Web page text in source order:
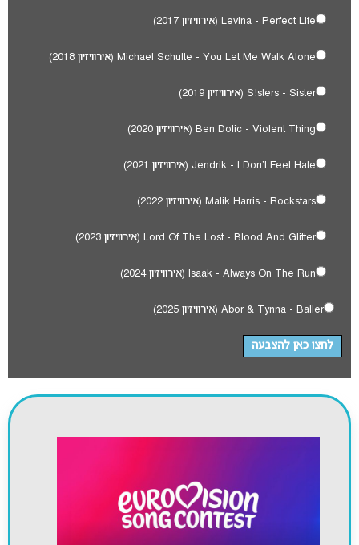
Levina - Perfect Life (אירוויזיון 2017)
Michael Schulte - You Let Me Walk Alone (אירוויזיון 2018)
S!sters - Sister (אירוויזיון 2019)
Ben Dolic - Violent Thing (אירוויזיון 2020)
Jendrik - I Don't Feel Hate (אירוויזיון 2021)
Malik Harris - Rockstars (אירוויזיון 2022)
Lord Of The Lost - Blood And Glitter (אירוויזיון 2023)
Isaak - Always On The Run (אירוויזיון 2024)
Abor & Tynna - Baller (אירוויזיון 2025)
לחצו כאן להצבעה